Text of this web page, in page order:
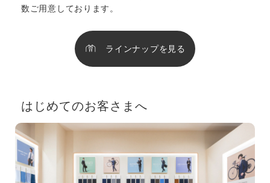
数ご用意しております。
ラインナップを見る
はじめてのお客さまへ